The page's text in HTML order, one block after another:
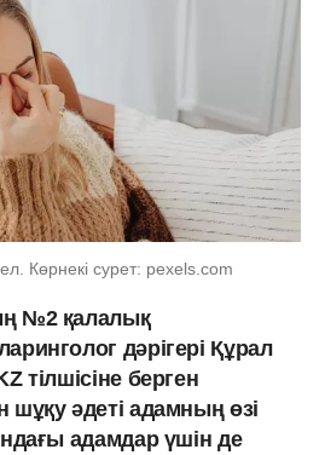
Көрнекі сурет: pexels.com
№2 қалалық
дәрігері Құрал
тілшісіне берген
әдеті адамның өзі
адамдар үшін де